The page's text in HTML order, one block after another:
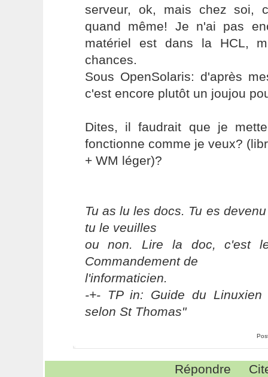
serveur, ok, mais chez soi,
quand même! Je n'ai pas
matériel est dans la HCL,
chances.
Sous OpenSolaris: d'après
c'est encore plutôt un joujou
Dites, il faudrait que je
fonctionne comme je veux?
+ WM léger)?
Tu as lu les docs. Tu es
tu le veuilles
ou non. Lire la doc, c'est
Commandement de
l'informaticien.
-+- TP in: Guide du Linuxien
selon St Thomas"
Répondre